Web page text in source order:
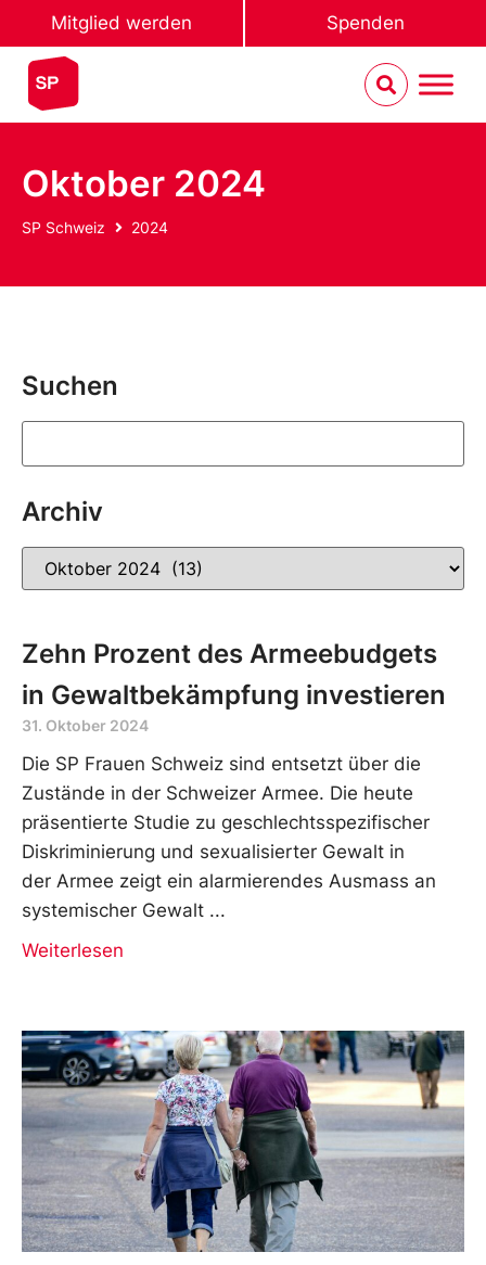
Mitglied werden Spenden
Oktober 2024
SP Schweiz 2024
Suchen
Archiv
Zehn Prozent des Armeebudgets
in Gewaltbekämpfung investieren
31. Oktober 2024
Die SP Frauen Schweiz sind entsetzt über die
Zustände in der Schweizer Armee. Die heute
präsentierte Studie zu geschlechtsspezifischer
Diskriminierung und sexualisierter Gewalt in
der Armee zeigt ein alarmierendes Ausmass an
systemischer Gewalt
Weiterlesen